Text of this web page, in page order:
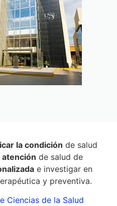
la condición de salud
de salud de
e investigar en
y preventiva.
Ciencias de la Salud